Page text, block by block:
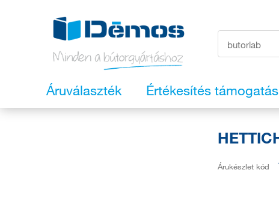
Áruválaszték Értékesítés támogatás
Árukészlet kód